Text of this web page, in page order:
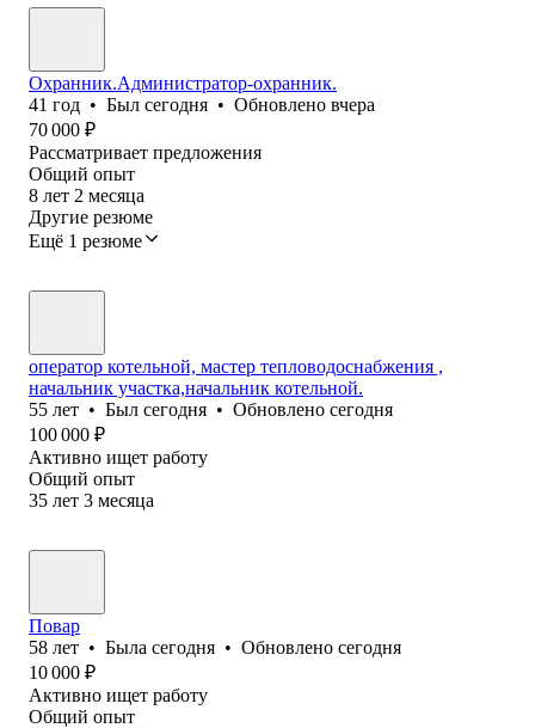
Охранник.Администратор-охранник.
41 год • Был сегодня • Обновлено вчера
70 000 ₽
Рассматривает предложения
Общий опыт
8 лет 2 месяца
Другие резюме
Ещё 1 резюме
оператор котельной, мастер тепловодоснабжения ,
начальник участка,начальник котельной.
55 лет • Был сегодня • Обновлено сегодня
100 000 ₽
Активно ищет работу
Общий опыт
35 лет 3 месяца
Повар
58 лет • Была сегодня • Обновлено сегодня
10 000 ₽
Активно ищет работу
Общий опыт